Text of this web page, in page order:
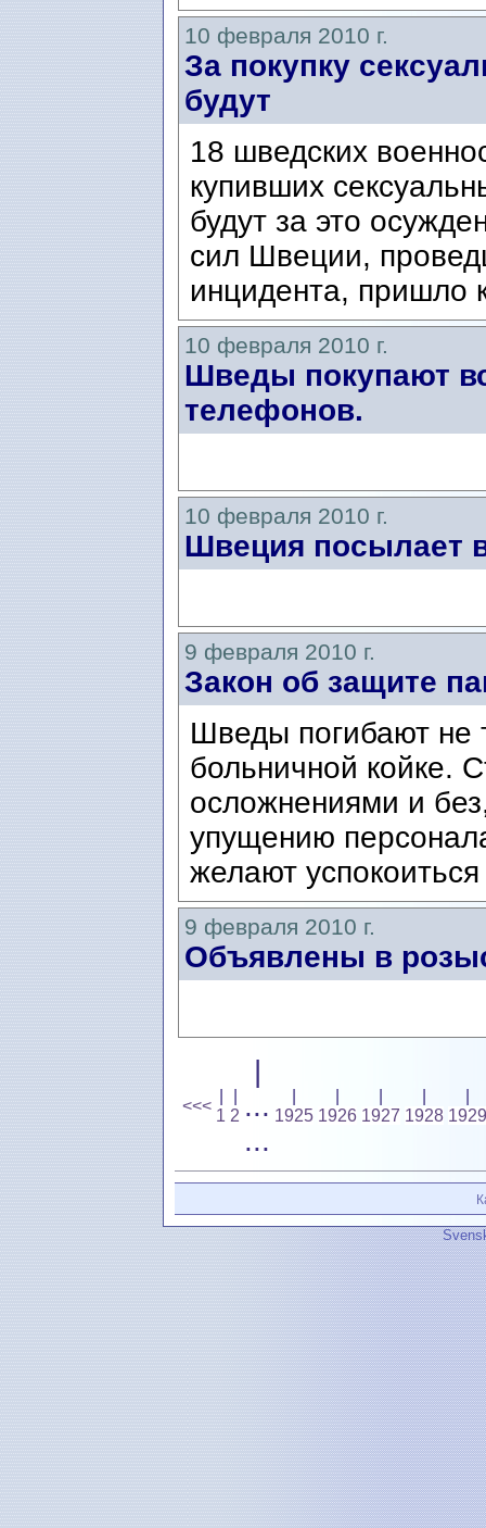
10 февраля 2010 г.
За покупку
будут
18 шведских
купивших
будут за это
сил Швеции,
инцидента, пришло
10 февраля 2010 г.
Шведы покупают
телефонов.
10 февраля 2010 г.
Швеция посылает
9 февраля 2010 г.
Закон об защите
Шведы погибают не
больничной койке.
осложнениями и
упущению
желают
9 февраля 2010 г.
Объявлены в
<<<
1 2
|
...
...
1925 1926 1927 1928 1929